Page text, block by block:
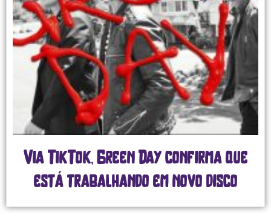
Via TikTok, Green Day confirma que
está trabalhando em novo disco